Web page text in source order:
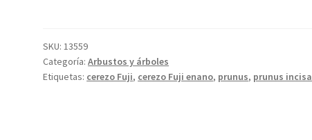
mai'
cantidad
SKU:13559
Categoría:Arbustos y árboles
Etiquetas: cerezo Fuji, cerezo Fuji enano, prunus, prunus incisa